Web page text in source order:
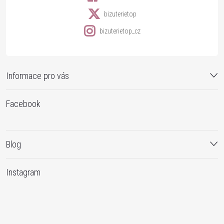
Informace pro vás
bizuterietop
bizuterietop_cz
Facebook
Blog
Instagram